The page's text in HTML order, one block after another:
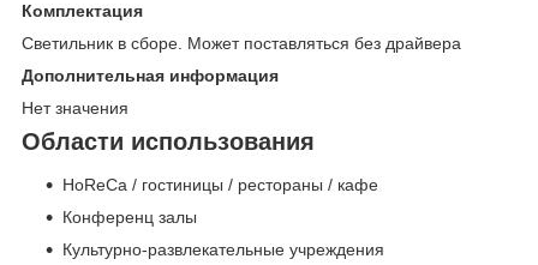
Комплектация
Светильник в сборе. Может поставляться без драйвера
Дополнительная информация
Нет значения
Области использования
HoReCa / гостиницы / рестораны / кафе
Конференц залы
Культурно-развлекательные учреждения